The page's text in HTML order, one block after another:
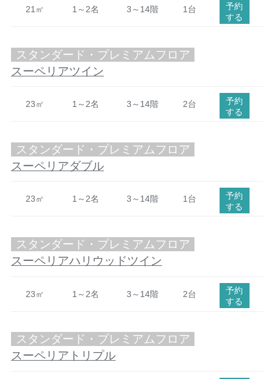
21㎡ 1～2名 3～14階 1台
予約
する
スタンダード・プレミアムフロア
スーペリアツイン
23㎡ 1～2名 3～14階 2台
予約
する
スタンダード・プレミアムフロア
スーペリアダブル
23㎡ 1～2名 3～14階 1台
予約
する
スタンダード・プレミアムフロア
スーペリアハリウッドツイン
23㎡ 1～2名 3～14階 2台
予約
する
スタンダード・プレミアムフロア
スーペリアトリプル